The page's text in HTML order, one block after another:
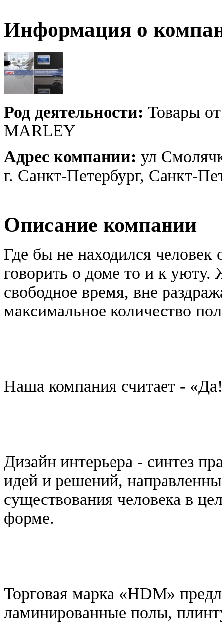
Информация о
Род деятельности: Товары
MARLEY
Адрес компании: ул
г. Санкт-Петербург, Санкт-
Описание компании
Где бы не находился человек
говорить о доме то и к уюту.
свободное время, вне
максимальное количество
Наша компания считает -
Дизайн интерьера - синтез
идей и решений,
существования человека в
форме.
Торговая марка «HDM»
ламинированные полы,